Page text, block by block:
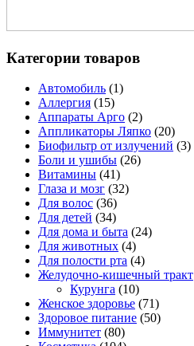
Категории товаров
Автомобиль (1)
Аллергия (15)
Аппараты Арго (2)
Аппликаторы Ляпко (20)
Биофильтр от излучений (3)
Боли и ушибы (26)
Витамины (41)
Глаза и мозг (32)
Для волос (36)
Для детей (34)
Для дома и быта (24)
Для животных (4)
Для полости рта (4)
Желудочно-кишечный тракт
Курунга (10)
Женское здоровье (71)
Здоровое питание (50)
Иммунитет (80)